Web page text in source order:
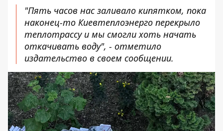
"Пять часов нас заливало кипятком, пока
наконец-то Киевтеплоэнерго перекрыло
теплотрассу и мы смогли хоть начать
откачивать воду", - отметило
издательство в своем сообщении.